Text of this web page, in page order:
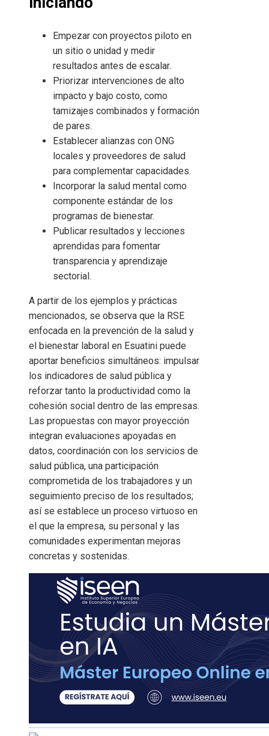
Empezar con proyectos piloto en
un sitio o unidad y medir
resultados antes de escalar.
Priorizar intervenciones de alto
impacto y bajo costo, como
tamizajes combinados y formación
de pares.
Establecer alianzas con ONG
locales y proveedores de salud
para complementar capacidades.
Incorporar la salud mental como
componente estándar de los
programas de bienestar.
Publicar resultados y lecciones
aprendidas para fomentar
transparencia y aprendizaje
sectorial.
A partir de los ejemplos y prácticas
mencionados, se observa que la RSE
enfocada en la prevención de la salud y
el bienestar laboral en Esuatini puede
aportar beneficios simultáneos: impulsar
los indicadores de salud pública y
reforzar tanto la productividad como la
cohesión social dentro de las empresas.
Las propuestas con mayor proyección
integran evaluaciones apoyadas en
datos, coordinación con los servicios de
salud pública, una participación
comprometida de los trabajadores y un
seguimiento preciso de los resultados;
así se establece un proceso virtuoso en
el que la empresa, su personal y las
comunidades experimentan mejoras
concretas y sostenidas.